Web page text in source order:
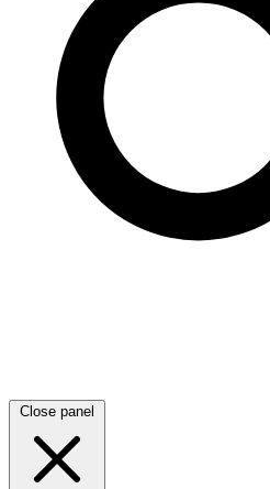
Close panel